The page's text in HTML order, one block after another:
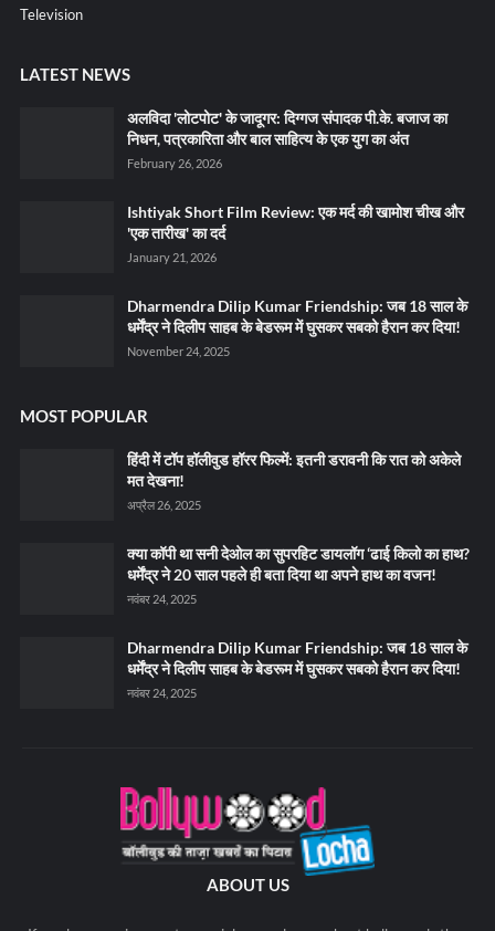
Television
LATEST NEWS
अलविदा 'लोटपोट' के जादूगर: दिग्गज संपादक पी.के. बजाज का
निधन, पत्रकारिता और बाल साहित्य के एक युग का अंत
February 26, 2026
Ishtiyak Short Film Review: एक मर्द की खामोश चीख और
'एक तारीख' का दर्द
January 21, 2026
Dharmendra Dilip Kumar Friendship: जब 18 साल के
धर्मेंद्र ने दिलीप साहब के बेडरूम में घुसकर सबको हैरान कर दिया!
November 24, 2025
MOST POPULAR
हिंदी में टॉप हॉलीवुड हॉरर फिल्में: इतनी डरावनी कि रात को अकेले
मत देखना!
अप्रैल 26, 2025
क्या कॉपी था सनी देओल का सुपरहिट डायलॉग ‘ढाई किलो का हाथ?
धर्मेंद्र ने 20 साल पहले ही बता दिया था अपने हाथ का वजन!
नवंबर 24, 2025
Dharmendra Dilip Kumar Friendship: जब 18 साल के
धर्मेंद्र ने दिलीप साहब के बेडरूम में घुसकर सबको हैरान कर दिया!
नवंबर 24, 2025
ABOUT US